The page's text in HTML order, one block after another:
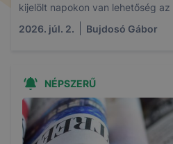
kijelölt napokon van lehetőség
2026. júl. 2.
Bujdosó Gábor
NÉPSZERŰ